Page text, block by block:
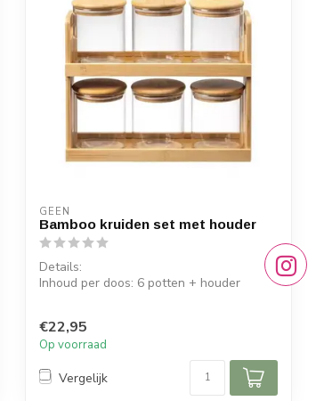
GEEN
Bamboo kruiden set met houder
Details:
Inhoud per doos: 6 potten + houder
€22,95
Op voorraad
Vergelijk